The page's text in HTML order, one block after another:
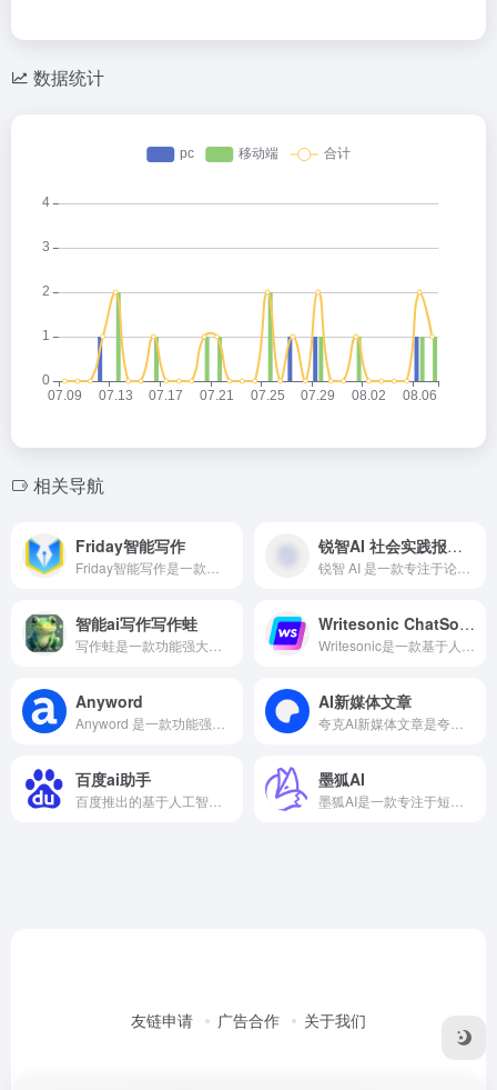
数据统计
相关导航
Friday智能写作 锐智AI 社会实践报告ai生成
智能ai写作写作蛙 Writesonic ChatSonic
Anyword AI新媒体文章
百度ai助手 墨狐AI
友链申请 广告合作 关于我们